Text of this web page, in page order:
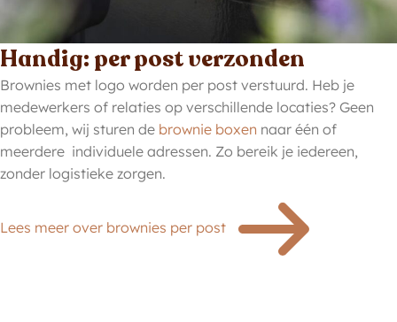
Handig: per post verzonden
Brownies met logo worden per post verstuurd. Heb je
medewerkers of relaties op verschillende locaties? Geen
probleem, wij sturen de brownie boxen naar één of
meerdere individuele adressen. Zo bereik je iedereen,
zonder logistieke zorgen.
Lees meer over brownies per post